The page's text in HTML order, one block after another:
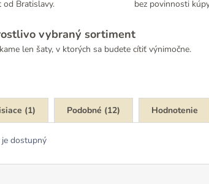
od Bratislavy.
bez povinnosti
vybraný sortiment
len šaty, v ktorých sa budete cítiť výnimočne.
(1) Podobné (12) Hodnotenie
dostupný